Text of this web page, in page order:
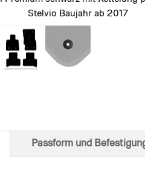
Stelvio Baujahr ab 2017
Passform und